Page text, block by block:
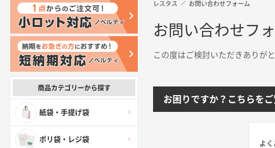
商品カテゴリーから探す
紙袋・手提げ袋
ポリ袋・レジ袋
レスタス お問い合わせフォーム
お問い合わせフ
この度はご検討いただきありが
お困りですか？こちらをご
よ